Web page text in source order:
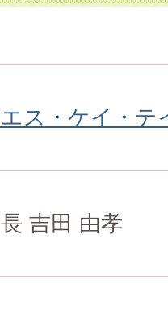
ス・ケイ・テ
吉田 由孝